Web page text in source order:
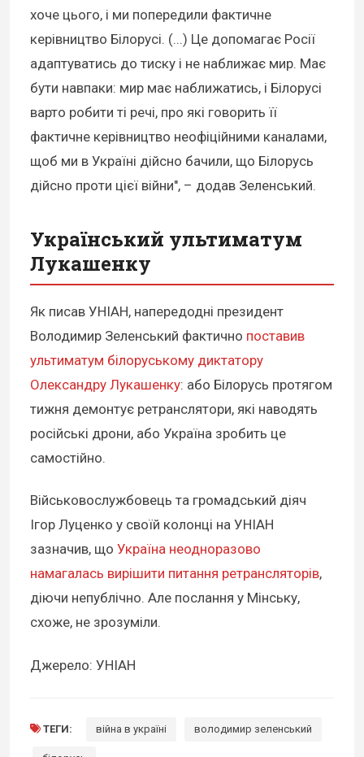
хоче цього, і ми попередили фактичне
керівництво Білорусі. (...) Це допомагає Росії
адаптуватись до тиску і не наближає мир. Має
бути навпаки: мир має наближатись, і Білорусі
варто робити ті речі, про які говорить її
фактичне керівництво неофіційними каналами,
щоб ми в Україні дійсно бачили, що Білорусь
дійсно проти цієї війни", – додав Зеленський.
Український ультиматум
Лукашенку
Як писав УНІАН, напередодні президент
Володимир Зеленський фактично поставив
ультиматум білоруському диктатору
Олександру Лукашенку: або Білорусь протягом
тижня демонтує ретранслятори, які наводять
російські дрони, або Україна зробить це
самостійно.
Військовослужбовець та громадський діяч
Ігор Луценко у своїй колонці на УНІАН
зазначив, що Україна неодноразово
намагалась вирішити питання ретрансляторів,
діючи непублічно. Але послання у Мінську,
схоже, не зрозуміли.
Джерело: УНІАН
ТЕГИ: війна в україні володимир зеленський